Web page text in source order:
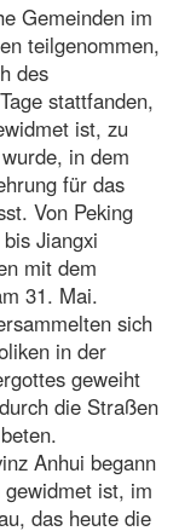
Gemeinden im
teilgenommen,
des
stattfanden,
ist, zu
in dem
für das
Von Peking
Jiangxi
mit dem
31. Mai.
sich
in der
geweiht
die Straßen
Anhui begann
ist, im
das heute die